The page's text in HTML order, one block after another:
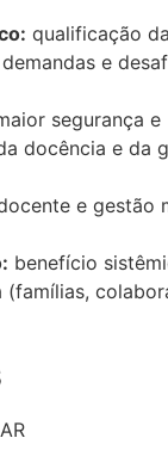
qualificação
e
segurança e
docência e da
e gestão
benefício